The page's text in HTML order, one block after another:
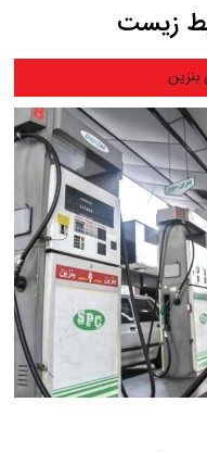
زیست
بنزین